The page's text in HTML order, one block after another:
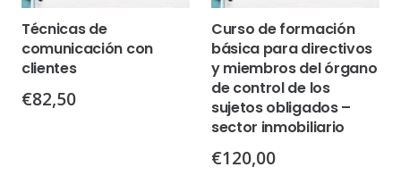
Técnicas de
comunicación con
clientes
€82,50
Curso de formación
básica para directivos
y miembros del órgano
de control de los
sujetos obligados –
sector inmobiliario
€120,00